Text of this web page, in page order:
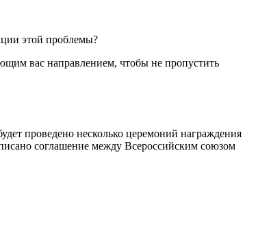
этой проблемы?
вас направлением, чтобы не пропустить
проведено несколько церемоний награждения
соглашение между Всероссийским союзом